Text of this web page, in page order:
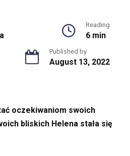
Reading
6 min
Published by
August 13, 2022
oczekiwaniom swoich
bliskich Helena stała się